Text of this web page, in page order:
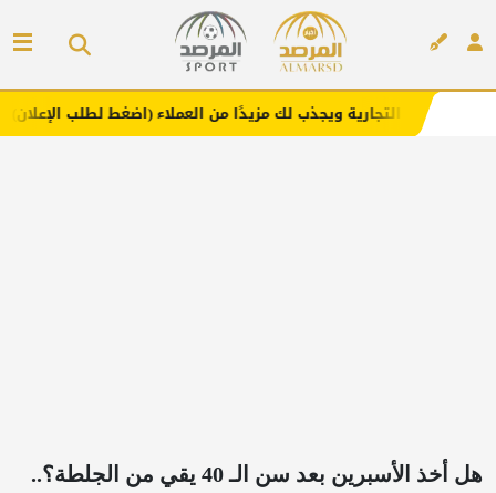
ويجذب لك مزيدًا من العملاء (اضغط لطلب الإعلان)
هل أخذ الأسبرين بعد سن الـ 40 يقي من الجلطة؟..